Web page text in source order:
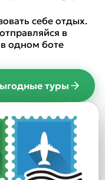
себе отдых.
в
одном боте
туры